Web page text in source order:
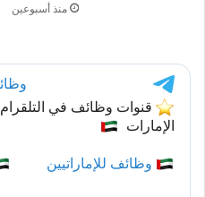
منذ أسبوعين